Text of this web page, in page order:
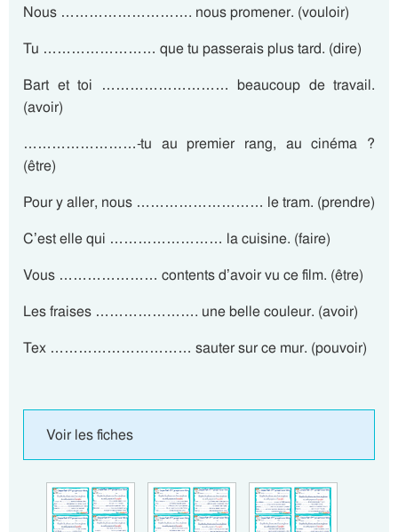
Nous ………………………. nous promener. (vouloir)
Tu …………………… que tu passerais plus tard. (dire)
Bart et toi ……………………… beaucoup de travail.
(avoir)
……………………-tu au premier rang, au cinéma ?
(être)
Pour y aller, nous ……………………… le tram. (prendre)
C’est elle qui …………………… la cuisine. (faire)
Vous ………………… contents d’avoir vu ce film. (être)
Les fraises …………………. une belle couleur. (avoir)
Tex ………………………… sauter sur ce mur. (pouvoir)
Voir les fiches